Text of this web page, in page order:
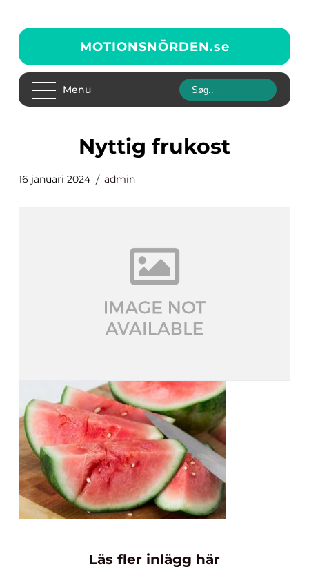
MOTIONSNÖRDEN.se
Menu
nyttig frukost
16 januari 2024 admin
Läs fler inlägg här